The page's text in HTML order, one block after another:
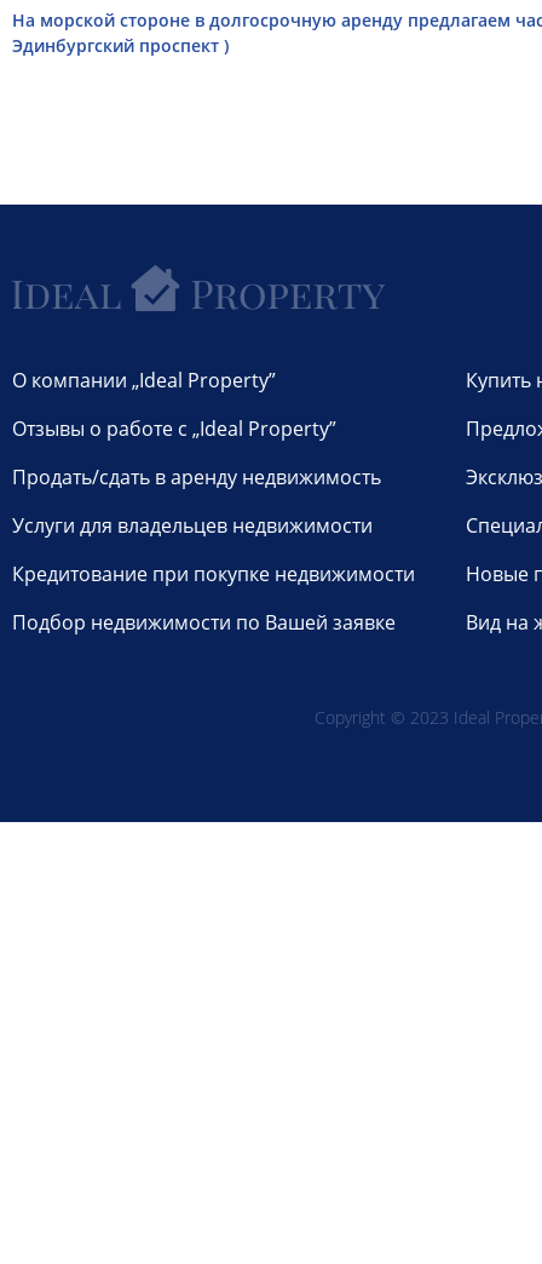
На морской стороне в долгосрочную аренду предлагаем
Эдинбургский проспект )
О компании „Ideal Property”
Отзывы о работе с „Ideal Property”
Продать/сдать в аренду недвижимость
Услуги для владельцев недвижимости
Кредитование при покупке недвижимости
Подбор недвижимости по Вашей заявке
Купить
Новые
Вид на
Copyright © 2023 Ideal